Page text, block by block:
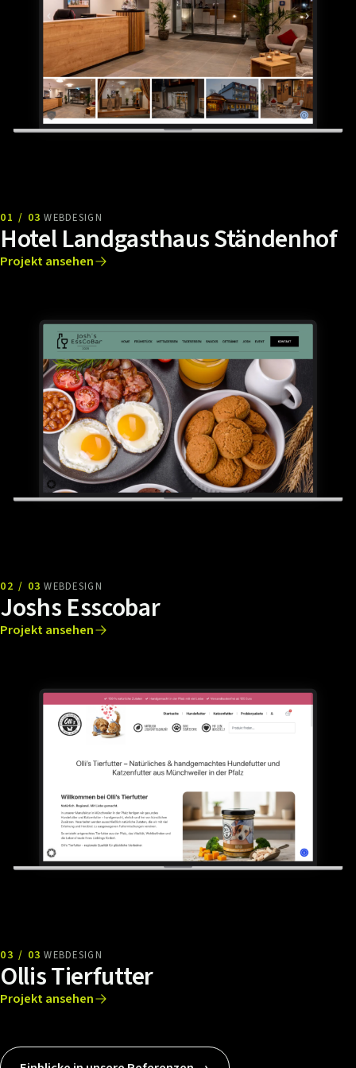
01 / 03 WEBDESIGN
Hotel Landgasthaus Ständenhof
Projekt ansehen
02 / 03 WEBDESIGN
Joshs Esscobar
Projekt ansehen
03 / 03 WEBDESIGN
Ollis Tierfutter
Projekt ansehen